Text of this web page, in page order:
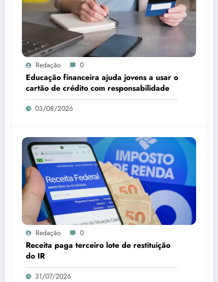
Redação 0
Educação financeira ajuda jovens a usar o
cartão de crédito com responsabilidade
03/08/2026
Redação 0
Receita paga terceiro lote de restituição
do IR
31/07/2026